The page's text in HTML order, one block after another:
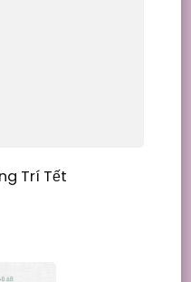
Trí Tết